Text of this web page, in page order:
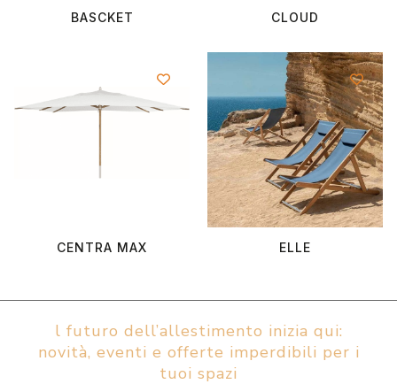
BASCKET CLOUD
CENTRA MAX ELLE
l futuro dell’allestimento inizia qui:
novità, eventi e offerte imperdibili per i
tuoi spazi